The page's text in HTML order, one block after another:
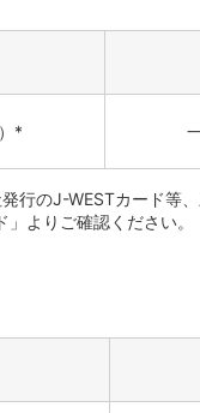
*
行のJ-WESTカード等
よりご確認ください。